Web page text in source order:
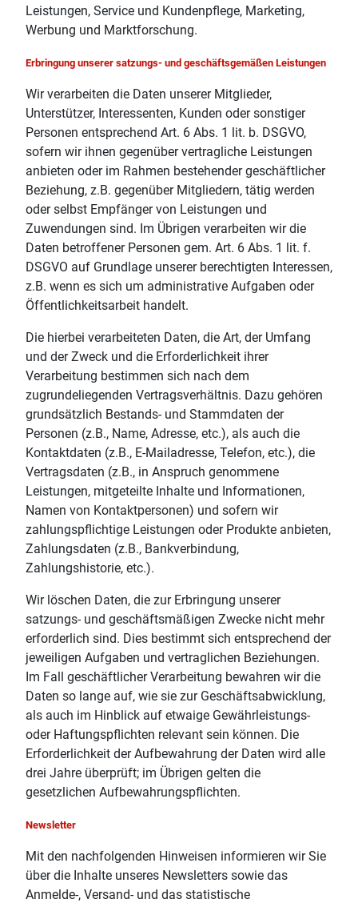
Leistungen, Service und Kundenpflege, Marketing,
Werbung und Marktforschung.
Erbringung unserer satzungs- und geschäftsgemäßen Leistungen
Wir verarbeiten die Daten unserer Mitglieder,
Unterstützer, Interessenten, Kunden oder sonstiger
Personen entsprechend Art. 6 Abs. 1 lit. b. DSGVO,
sofern wir ihnen gegenüber vertragliche Leistungen
anbieten oder im Rahmen bestehender geschäftlicher
Beziehung, z.B. gegenüber Mitgliedern, tätig werden
oder selbst Empfänger von Leistungen und
Zuwendungen sind. Im Übrigen verarbeiten wir die
Daten betroffener Personen gem. Art. 6 Abs. 1 lit. f.
DSGVO auf Grundlage unserer berechtigten Interessen,
z.B. wenn es sich um administrative Aufgaben oder
Öffentlichkeitsarbeit handelt.
Die hierbei verarbeiteten Daten, die Art, der Umfang
und der Zweck und die Erforderlichkeit ihrer
Verarbeitung bestimmen sich nach dem
zugrundeliegenden Vertragsverhältnis. Dazu gehören
grundsätzlich Bestands- und Stammdaten der
Personen (z.B., Name, Adresse, etc.), als auch die
Kontaktdaten (z.B., E-Mailadresse, Telefon, etc.), die
Vertragsdaten (z.B., in Anspruch genommene
Leistungen, mitgeteilte Inhalte und Informationen,
Namen von Kontaktpersonen) und sofern wir
zahlungspflichtige Leistungen oder Produkte anbieten,
Zahlungsdaten (z.B., Bankverbindung,
Zahlungshistorie, etc.).
Wir löschen Daten, die zur Erbringung unserer
satzungs- und geschäftsmäßigen Zwecke nicht mehr
erforderlich sind. Dies bestimmt sich entsprechend der
jeweiligen Aufgaben und vertraglichen Beziehungen.
Im Fall geschäftlicher Verarbeitung bewahren wir die
Daten so lange auf, wie sie zur Geschäftsabwicklung,
als auch im Hinblick auf etwaige Gewährleistungs-
oder Haftungspflichten relevant sein können. Die
Erforderlichkeit der Aufbewahrung der Daten wird alle
drei Jahre überprüft; im Übrigen gelten die
gesetzlichen Aufbewahrungspflichten.
Newsletter
Mit den nachfolgenden Hinweisen informieren wir Sie
über die Inhalte unseres Newsletters sowie das
Anmelde-, Versand- und das statistische